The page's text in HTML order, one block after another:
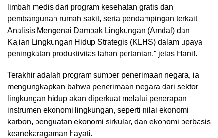
limbah medis dari program kesehatan gratis dan
pembangunan rumah sakit, serta pendampingan terkait
Analisis Mengenai Dampak Lingkungan (Amdal) dan
Kajian Lingkungan Hidup Strategis (KLHS) dalam upaya
peningkatan produktivitas lahan pertanian,” jelas Hanif.
Terakhir adalah program sumber penerimaan negara, ia
mengungkapkan bahwa penerimaan negara dari sektor
lingkungan hidup akan diperkuat melalui penerapan
instrumen ekonomi lingkungan, seperti nilai ekonomi
karbon, penguatan ekonomi sirkular, dan ekonomi berbasis
keanekaragaman hayati.